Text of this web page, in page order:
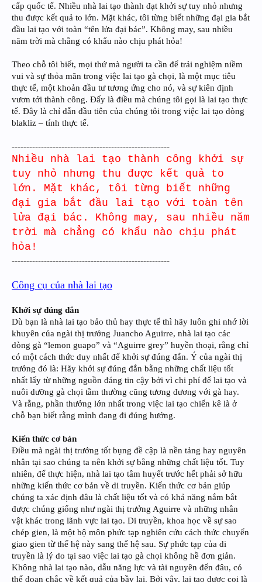
cấp quốc tế. Nhiều nhà lai tạo thành đạt khởi sự tuy nhỏ nhưng
thu được kết quả to lớn. Mặt khác, tôi từng biết những đại gia bắt
đầu lai tạo với toàn “tên lửa đại bác”. Không may, sau nhiều
năm trời mà chẳng có khẩu nào chịu phát hỏa!
Theo chỗ tôi biết, mọi thứ mà người ta cần để trải nghiệm niềm
vui và sự thỏa mãn trong việc lai tạo gà chọi, là một mục tiêu
thực tế, một khoản đầu tư tương ứng cho nó, và sự kiên định
vươn tới thành công. Đấy là điều mà chúng tôi gọi là lai tạo thực
tế. Đây là chỉ dẫn đầu tiên của chúng tôi trong việc lai tạo dòng
blakliz – tính thực tế.
------------------------------------------------------
Nhiều nhà lai tạo thành công khởi sự
tuy nhỏ nhưng thu được kết quả to
lớn. Mặt khác, tôi từng biết những
đại gia bắt đầu lai tạo với toàn tên
lửa đại bác. Không may, sau nhiều năm
trời mà chẳng có khẩu nào chịu phát
hỏa!
------------------------------------------------------
Công cụ của nhà lai tạo
Khởi sự đúng đắn
Dù bạn là nhà lai tạo bảo thủ hay thực tế thì hãy luôn ghi nhớ lời
khuyên của ngài thị trưởng Juancho Aguirre, nhà lai tạo các
dòng gà “lemon guapo” và “Aguirre grey” huyền thoại, rằng chỉ
có một cách thức duy nhất để khởi sự đúng đắn. Ý của ngài thị
trưởng đó là: Hãy khởi sự đúng đắn bằng những chất liệu tốt
nhất lấy từ những nguồn đáng tin cậy bởi vì chi phí để lai tạo và
nuôi dưỡng gà chọi tầm thường cũng tương đương với gà hay.
Và rằng, phần thưởng lớn nhất trong việc lai tạo chiến kê là ở
chỗ bạn biết rằng mình đang đi đúng hướng.
Kiến thức cơ bản
Điều mà ngài thị trưởng tốt bụng đề cập là nền tảng hay nguyên
nhân tại sao chúng ta nên khởi sự bằng những chất liệu tốt. Tuy
nhiên, để thực hiện, nhà lai tạo tâm huyết trước hết phải sở hữu
những kiến thức cơ bản về di truyền. Kiến thức cơ bản giúp
chúng ta xác định đâu là chất liệu tốt và có khả năng nắm bắt
được chúng giống như ngài thị trưởng Aguirre và những nhân
vật khác trong lãnh vực lai tạo. Di truyền, khoa học về sự sao
chép gien, là một bộ môn phức tạp nghiên cứu cách thức chuyển
giao gien từ thế hệ này sang thế hệ sau. Sự phức tạp của di
truyền là lý do tại sao việc lai tạo gà chọi không hề đơn giản.
Không nhà lai tạo nào, dẫu năng lực và tài nguyên đến đâu, có
thể đoan chắc về kết quả của bầy lai. Bởi vậy, lai tạo được coi là